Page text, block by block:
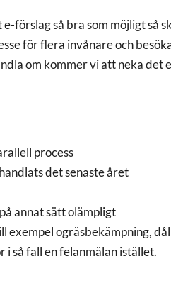
förslag så bra som möjligt så
för flera invånare och
om kommer vi att neka det
process
det senaste året
annat sätt olämpligt
exempel ogräsbekämpning,
i så fall en felanmälan istället.